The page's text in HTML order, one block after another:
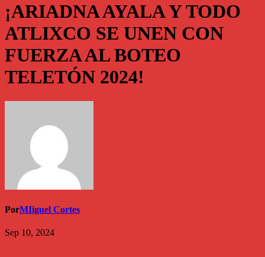
¡ARIADNA AYALA Y TODO
ATLIXCO SE UNEN CON
FUERZA AL BOTEO
TELETÓN 2024!
PorMIiguel Cortes
Sep 10, 2024